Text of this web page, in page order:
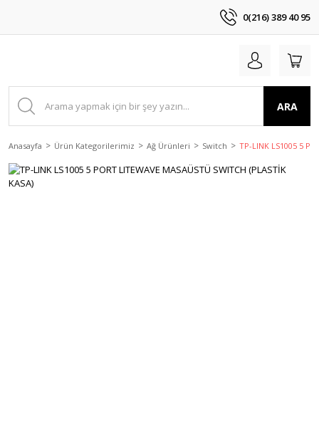
0(216) 389 40 95
ARA
Anasayfa Ürün Kategorilerimiz Ağ Ürünleri Switch TP-LINK LS1005 5